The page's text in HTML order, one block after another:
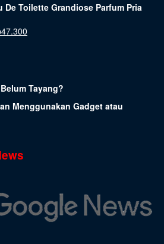
De Toilette Grandiose Parfum Pria
47.300
Tayang?
Menggunakan Gadget atau